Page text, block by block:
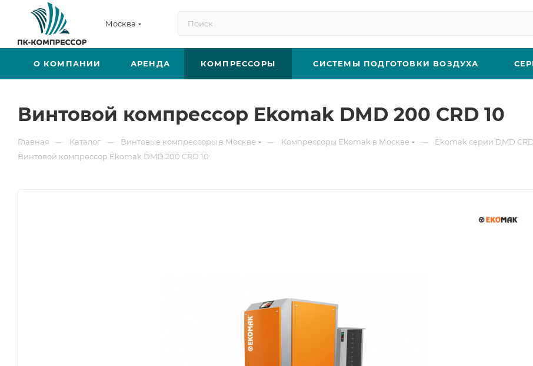
Москва
О КОМПАНИИ АРЕНДА КОМПРЕССОРЫ СИСТЕМЫ ПОДГОТОВКИ ВОЗДУХА
Винтовой компрессор Ekomak DMD 200 CRD 10
Главная — Каталог — Винтовые компрессоры в Москве — Компрессоры Ekomak в Москве — Ekomak серии DMD
Винтовой компрессор Ekomak DMD 200 CRD 10